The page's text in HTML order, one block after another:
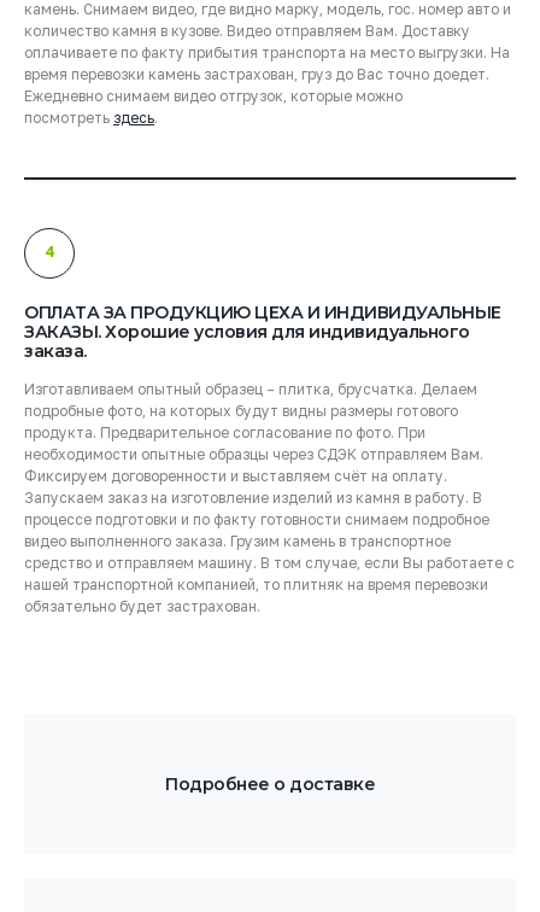
камень. Снимаем видео, где видно марку, модель, гос. номер авто и
количество камня в кузове. Видео отправляем Вам. Доставку
оплачиваете по факту прибытия транспорта на место выгрузки. На
время перевозки камень застрахован, груз до Вас точно доедет.
Ежедневно снимаем видео отгрузок, которые можно
посмотреть здесь.
4
ОПЛАТА ЗА ПРОДУКЦИЮ ЦЕХА И ИНДИВИДУАЛЬНЫЕ
ЗАКАЗЫ. Хорошие условия для индивидуального
заказа.
Изготавливаем опытный образец – плитка, брусчатка. Делаем
подробные фото, на которых будут видны размеры готового
продукта. Предварительное согласование по фото. При
необходимости опытные образцы через СДЭК отправляем Вам.
Фиксируем договоренности и выставляем счёт на оплату.
Запускаем заказ на изготовление изделий из камня в работу. В
процессе подготовки и по факту готовности снимаем подробное
видео выполненного заказа. Грузим камень в транспортное
средство и отправляем машину. В том случае, если Вы работаете с
нашей транспортной компанией, то плитняк на время перевозки
обязательно будет застрахован.
Подробнее о доставке